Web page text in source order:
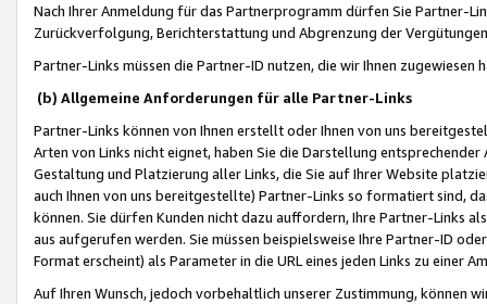
Nach Ihrer Anmeldung für das Partnerprogramm dürfen Sie Partner-
Zurückverfolgung, Berichterstattung und Abgrenzung der
Partner-Links müssen die Partner-ID nutzen, die wir Ihnen zugewiesen
(b) Allgemeine Anforderungen für alle Partner-Links
Partner-Links können von Ihnen erstellt oder Ihnen von uns
Arten von Links nicht eignet, haben Sie die Darstellung
Gestaltung und Platzierung aller Links, die Sie auf Ihrer Website
auch Ihnen von uns bereitgestellte) Partner-Links so formatiert sind,
können. Sie dürfen Kunden nicht dazu auffordern, Ihre Partner-Links
aus aufgerufen werden. Sie müssen beispielsweise Ihre Partner-ID
Format erscheint) als Parameter in die URL eines jeden Links zu einer
Auf Ihren Wunsch, jedoch vorbehaltlich unserer Zustimmung, können